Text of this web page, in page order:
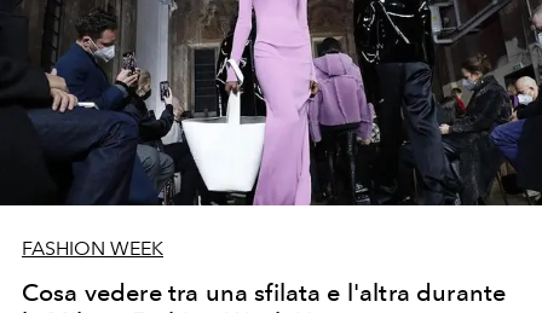
FASHION WEEK
Cosa vedere tra una sfilata e l'altra durante